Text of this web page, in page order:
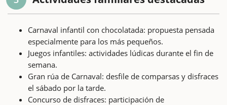
Carnaval infantil con chocolatada: propuesta pensada
especialmente para los más pequeños.
Juegos infantiles: actividades lúdicas durante el fin de
semana.
Gran rúa de Carnaval: desfile de comparsas y disfraces
el sábado por la tarde.
Concurso de disfraces: participación de